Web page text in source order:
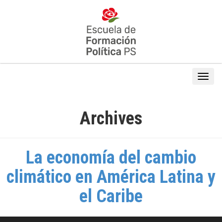
Archives
La economía del cambio
climático en América Latina y
el Caribe